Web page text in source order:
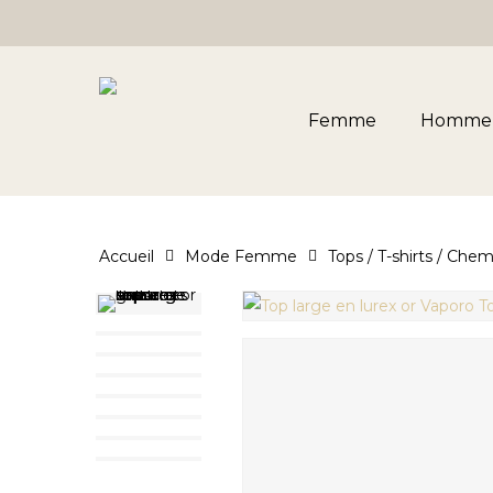
to
Femme Homme
Accueil Mode Femme Tops / T-shirts /